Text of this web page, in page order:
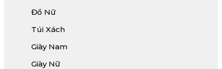
Đồ Nữ
Túi Xách
Giày Nam
Giày Nữ